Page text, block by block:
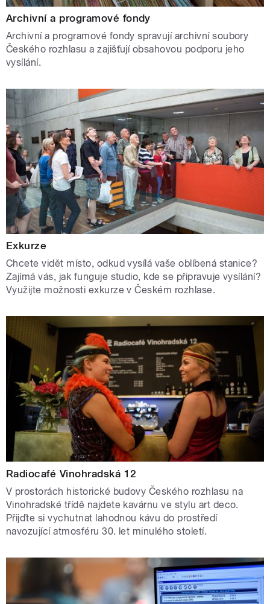
Archivní a programové fondy
Archivní a programové fondy spravují archivní soubory
Českého rozhlasu a zajišťují obsahovou podporu jeho
vysílání.
Exkurze
Chcete vidět místo, odkud vysílá vaše oblíbená stanice?
Zajímá vás, jak funguje studio, kde se připravuje vysílání?
Využijte možnosti exkurze v Českém rozhlase.
Radiocafé Vinohradská 12
V prostorách historické budovy Českého rozhlasu na
Vinohradské třídě najdete kavárnu ve stylu art deco.
Přijďte si vychutnat lahodnou kávu do prostředí
navozující atmosféru 30. let minulého století.